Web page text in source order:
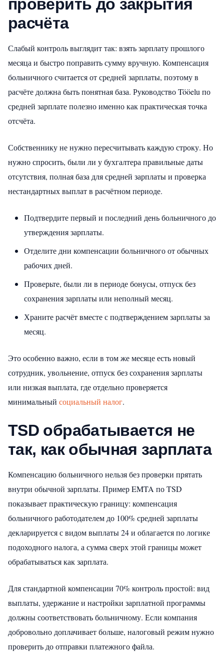
проверить до закрытия
расчёта
Слабый контроль выглядит так: взять зарплату прошлого
месяца и быстро поправить сумму вручную. Компенсация
больничного считается от средней зарплаты, поэтому в
расчёте должна быть понятная база. Руководство Tööelu по
средней зарплате полезно именно как практическая точка
отсчёта.
Собственнику не нужно пересчитывать каждую строку. Но
нужно спросить, были ли у бухгалтера правильные даты
отсутствия, полная база для средней зарплаты и проверка
нестандартных выплат в расчётном периоде.
Подтвердите первый и последний день больничного до
утверждения зарплаты.
Отделите дни компенсации больничного от обычных
рабочих дней.
Проверьте, были ли в периоде бонусы, отпуск без
сохранения зарплаты или неполный месяц.
Храните расчёт вместе с подтверждением зарплаты за
месяц.
Это особенно важно, если в том же месяце есть новый
сотрудник, увольнение, отпуск без сохранения зарплаты
или низкая выплата, где отдельно проверяется
минимальный социальный налог.
TSD обрабатывается не
так, как обычная зарплата
Компенсацию больничного нельзя без проверки прятать
внутри обычной зарплаты. Пример EMTA по TSD
показывает практическую границу: компенсация
больничного работодателем до 100% средней зарплаты
декларируется с видом выплаты 24 и облагается по логике
подоходного налога, а сумма сверх этой границы может
обрабатываться как зарплата.
Для стандартной компенсации 70% контроль простой: вид
выплаты, удержание и настройки зарплатной программы
должны соответствовать больничному. Если компания
добровольно доплачивает больше, налоговый режим нужно
проверить до отправки платежного файла.